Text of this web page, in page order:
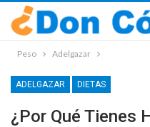
Peso Adelgazar
ADELGAZAR DIETAS
¿Por Qué Tienes